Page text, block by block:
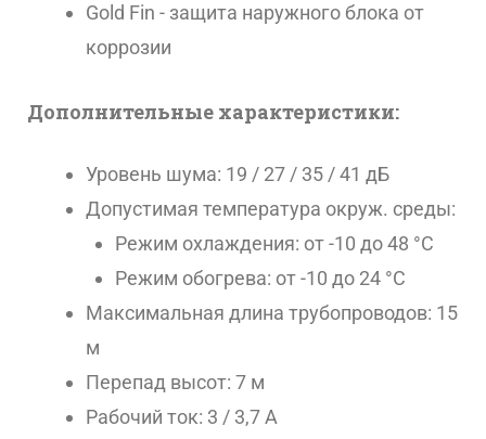
Gold Fin - защита наружного блока от
коррозии
Дополнительные характеристики:
Уровень шума: 19 / 27 / 35 / 41 дБ
Допустимая температура окруж. среды:
Режим охлаждения: от -10 до 48 °С
Режим обогрева: от -10 до 24 °С
Максимальная длина трубопроводов: 15
м
Перепад высот: 7 м
Рабочий ток: 3 / 3,7 А